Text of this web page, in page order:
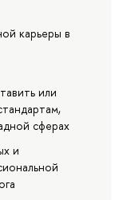
карьеры в
или
сферах
и